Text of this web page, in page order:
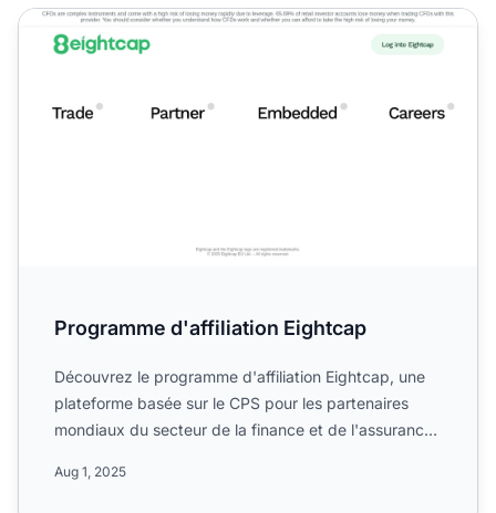
Programme d'affiliation Eightcap
Programme d'affiliation Eightcap
Découvrez le programme d'affiliation Eightcap, une
plateforme basée sur le CPS pour les partenaires
mondiaux du secteur de la finance et de l'assurance.
Aug 1, 2025